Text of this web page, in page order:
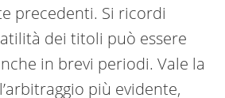
precedenti. Si ricordi
dei titoli può essere
in brevi periodi. Vale la
più evidente,